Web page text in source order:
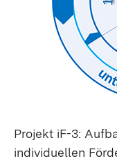
Projekt iF-3:
individuellen